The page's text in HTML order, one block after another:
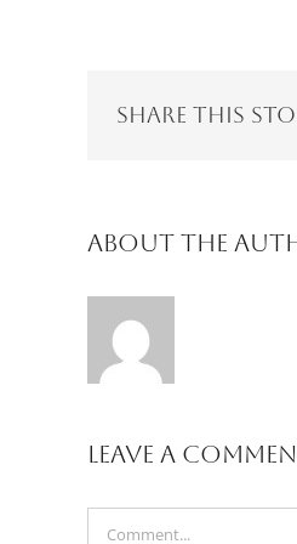
Share This
About the
Leave A
Comment